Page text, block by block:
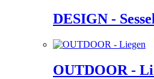
DESIGN -
OUTDOOR -